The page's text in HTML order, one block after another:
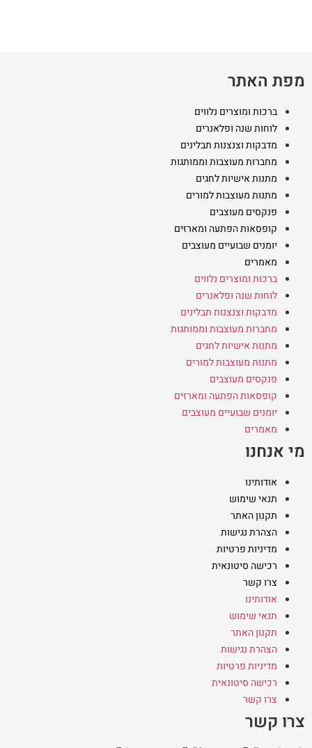
מפת האתר
ברכות ומוצרים נלווים
לוחות שנה ופלאנרים
מדבקות וצנצנות תבלינים
מחברות מעוצבות וממותגות
מתנות אישיות לחגים
מתנות מעוצבות למורים
פנקסים מעוצבים
קופסאות הפתעה ומארזים
יומנים שבועיים מעוצבים
מאמרים
ברכות ומוצרים נלווים
לוחות שנה ופלאנרים
מדבקות וצנצנות תבלינים
מחברות מעוצבות וממותגות
מתנות אישיות לחגים
מתנות מעוצבות למורים
פנקסים מעוצבים
קופסאות הפתעה ומארזים
יומנים שבועיים מעוצבים
מאמרים
מי אנחנו
אודותינו
תנאי שימוש
תקנון האתר
הצהרת נגישות
מדיניות פרטיות
רכישה סיטונאית
צרו קשר
אודותינו
תנאי שימוש
תקנון האתר
הצהרת נגישות
מדיניות פרטיות
רכישה סיטונאית
צרו קשר
צרו קשר